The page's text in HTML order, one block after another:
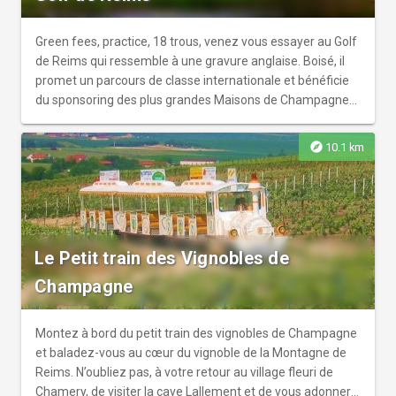
(fournies).
Green fees, practice, 18 trous, venez vous essayer au Golf
de Reims qui ressemble à une gravure anglaise. Boisé, il
promet un parcours de classe internationale et bénéficie
du sponsoring des plus grandes Maisons de Champagnes
explore 10.1 km
Le Petit train des Vignobles de
Champagne
Montez à bord du petit train des vignobles de Champagne
et baladez-vous au cœur du vignoble de la Montagne de
Reims. N’oubliez pas, à votre retour au village fleuri de
Chamery, de visiter la cave Lallement et de vous adonner à